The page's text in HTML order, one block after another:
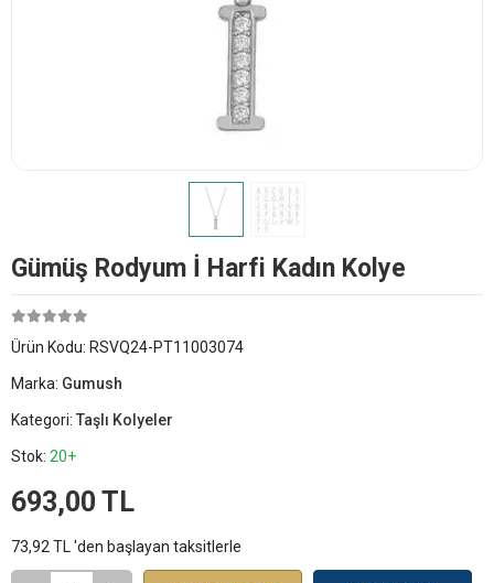
Gümüş Rodyum İ Harfi Kadın Kolye
Ürün Kodu: RSVQ24-PT11003074
Marka: Gumush
Kategori: Taşlı Kolyeler
Stok: 20+
693,00 TL
73,92 TL 'den başlayan taksitlerle